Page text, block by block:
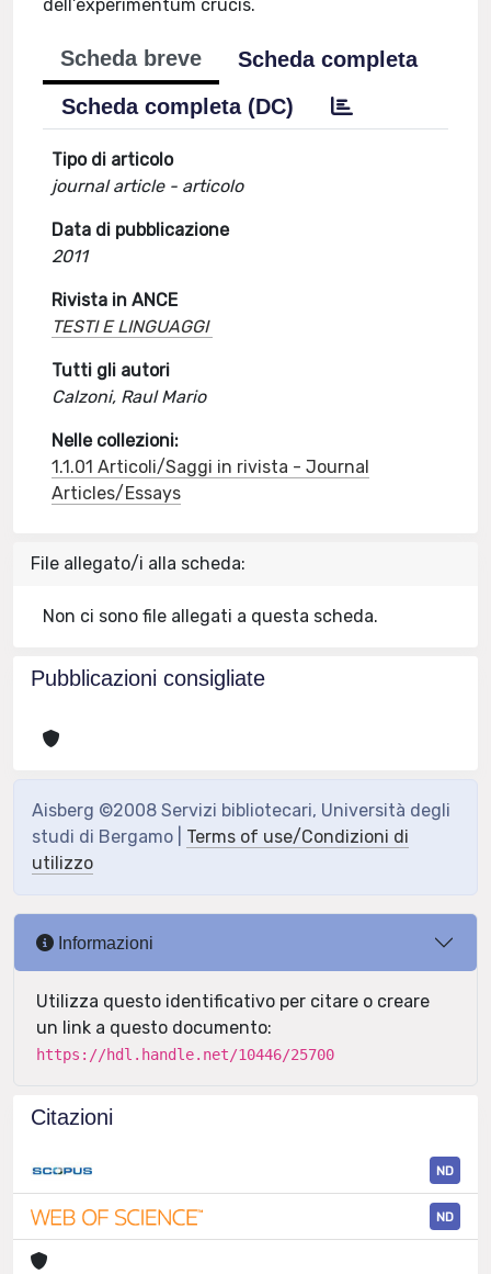
dell’experimentum crucis.
Scheda breve
Scheda completa
Scheda completa (DC)
Tipo di articolo
journal article - articolo
Data di pubblicazione
2011
Rivista in ANCE
TESTI E LINGUAGGI
Tutti gli autori
Calzoni, Raul Mario
Nelle collezioni:
1.1.01 Articoli/Saggi in rivista - Journal
Articles/Essays
File allegato/i alla scheda:
Non ci sono file allegati a questa scheda.
Pubblicazioni consigliate
Aisberg ©2008 Servizi bibliotecari, Università degli
studi di Bergamo | Terms of use/Condizioni di
utilizzo
Informazioni
Utilizza questo identificativo per citare o creare
un link a questo documento:
https://hdl.handle.net/10446/25700
Citazioni
ND
ND